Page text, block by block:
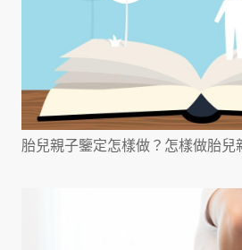
胎兒親子鑒定怎樣做？怎樣做胎兒